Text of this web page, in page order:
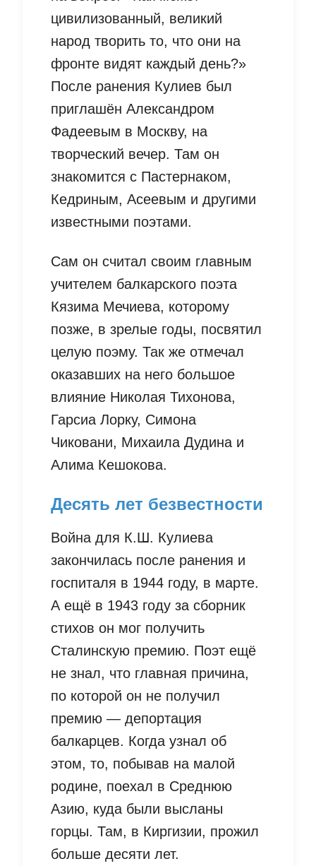
цивилизованный, великий
народ творить то, что они на
фронте видят каждый день?»
После ранения Кулиев был
приглашён Александром
Фадеевым в Москву, на
творческий вечер. Там он
знакомится с Пастернаком,
Кедриным, Асеевым и другими
известными поэтами.
Сам он считал своим главным
учителем балкарского поэта
Кязима Мечиева, которому
позже, в зрелые годы, посвятил
целую поэму. Так же отмечал
оказавших на него большое
влияние Николая Тихонова,
Гарсиа Лорку, Симона
Чиковани, Михаила Дудина и
Алима Кешокова.
Десять лет безвестности
Война для К.Ш. Кулиева
закончилась после ранения и
госпиталя в 1944 году, в марте.
А ещё в 1943 году за сборник
стихов он мог получить
Сталинскую премию. Поэт ещё
не знал, что главная причина,
по которой он не получил
премию — депортация
балкарцев. Когда узнал об
этом, то, побывав на малой
родине, поехал в Среднюю
Азию, куда были высланы
горцы. Там, в Киргизии, прожил
больше десяти лет.